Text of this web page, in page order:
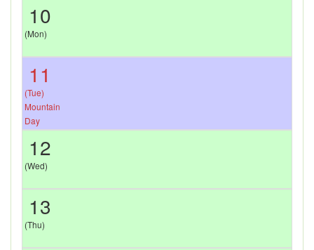
10
(Mon)
11
(Tue)
Mountain
Day
12
(Wed)
13
(Thu)